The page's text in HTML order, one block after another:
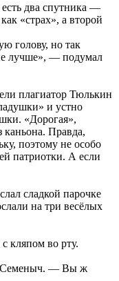
два спутника —
«страх», а второй
голову, но так
лучше», — подумал
плагиатор Тюлькин
и устно
«Дорогая»,
каньона. Правда,
поэтому не особо
патриотки. А если
сладкой парочке
на три весёлых
кляпом во рту.
Семеныч. — Вы ж